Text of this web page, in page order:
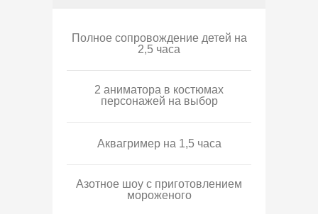
Полное сопровождение детей на
2,5 часа
2 аниматора в костюмах
персонажей на выбор
Аквагример на 1,5 часа
Азотное шоу с приготовлением
мороженого